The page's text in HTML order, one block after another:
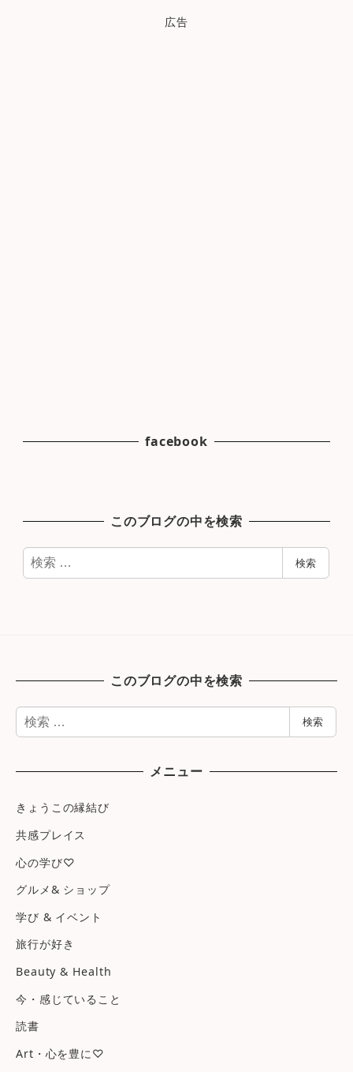
広告
facebook
このブログの中を検索
検
索
検索
このブログの中を検索
検
索
検索
メニュー
きょうこの縁結び
共感プレイス
心の学び♡
グルメ& ショップ
学び & イベント
旅行が好き
Beauty & Health
今・感じていること
読書
Art・心を豊に♡